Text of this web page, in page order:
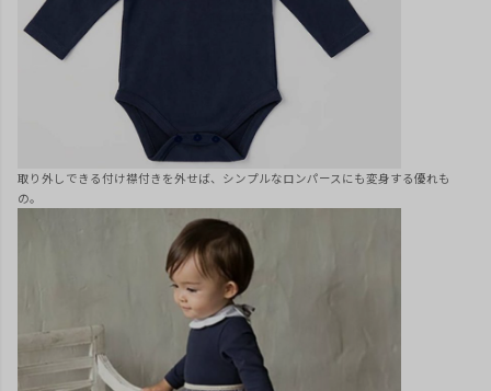
取り外しできる付け襟付きを外せば、シンプルなロンパースにも変身する優れも
の。